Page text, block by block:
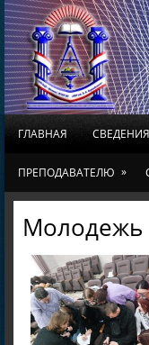
ГЛАВНАЯ
ПРЕПОДАВАТЕЛЮ »